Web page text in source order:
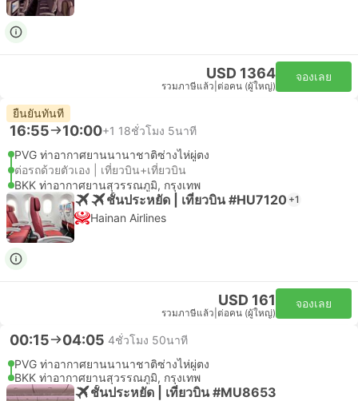
USD 1364
รวมภาษีแล้ว ต่อคน (ผู้ใหญ่)
จองเลย
ยืนยันทันที
16:55 10:00+1 18ชั่วโมง 5นาที
PVG ท่าอากาศยานนานาชาติซ่างไห่ผู่ตง
ต่อรถด้วยตัวเอง | เที่ยวบิน+เที่ยวบิน
BKK ท่าอากาศยานสุวรรณภูมิ, กรุงเทพ
ชั้นประหยัด | เที่ยวบิน #HU7120 +1
Hainan Airlines
USD 161
รวมภาษีแล้ว ต่อคน (ผู้ใหญ่)
จองเลย
00:15 04:05 4ชั่วโมง 50นาที
PVG ท่าอากาศยานนานาชาติซ่างไห่ผู่ตง
BKK ท่าอากาศยานสุวรรณภูมิ, กรุงเทพ
ชั้นประหยัด | เที่ยวบิน #MU8653